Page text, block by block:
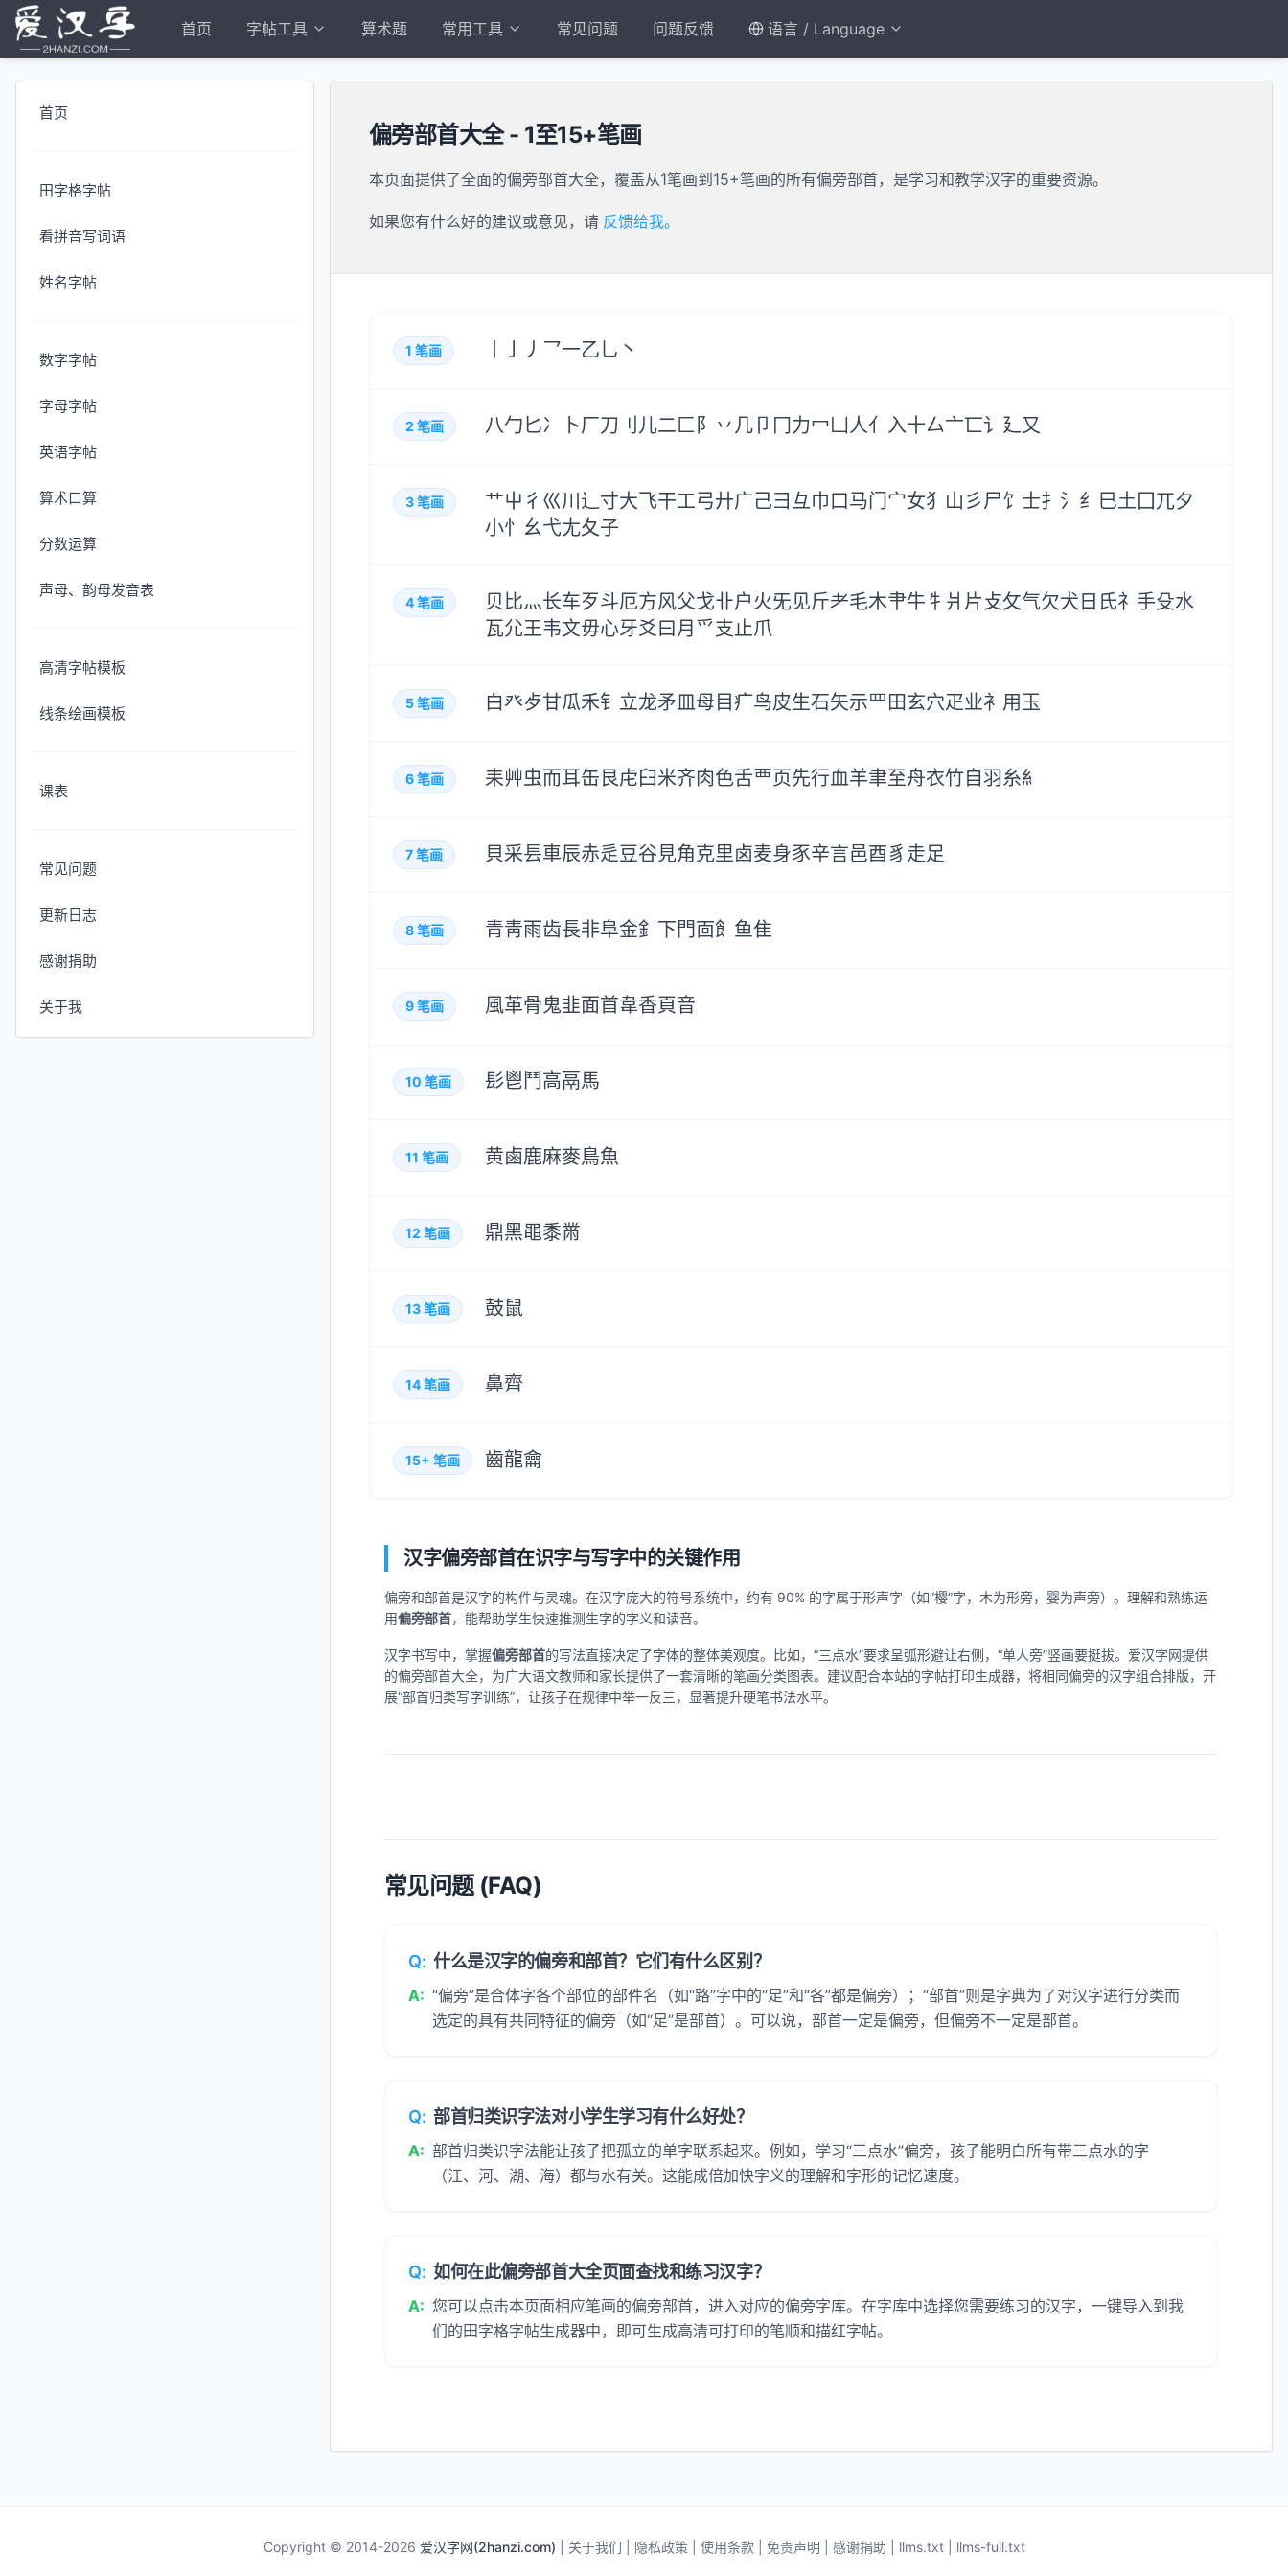
首页 字帖工具 算术题 常用工具 常见问题 问题反馈 语言 / Language
首页
田字格字帖
看拼音写词语
姓名字帖
数字字帖
字母字帖
英语字帖
算术口算
分数运算
声母、韵母发音表
高清字帖模板
线条绘画模板
课表
常见问题
更新日志
感谢捐助
关于我
偏旁部首大全 - 1至15+笔画
本页面提供了全面的偏旁部首大全，覆盖从1笔画到15+笔画的所有偏旁部首，是学习和教学汉字的重要资源。
如果您有什么好的建议或意见，请 反馈给我。
1 笔画 亅 丿 乛一乙乚 丶
2 笔画 八勹匕冫 卜厂刀 刂 儿二匚 阝 丷几卩 冂力冖凵人亻 入十厶亠匸讠 廴又
3笔画 艹屮 彳 巛川辶寸大飞干工弓廾广己彐彑巾口马门宀女犭 山彡尸饣 士扌 氵 纟 巳土囗兀夕
小忄 幺弋尢夂子
4笔画 贝比灬长车歹斗厄方风父戈卝户火旡见斤耂毛木肀牛牜 爿 片攴攵气欠犬日 氏礻 手殳水
瓦尣王韦文毋心牙爻曰月爫支止爪
5笔画 白癶歺甘瓜禾钅 立龙矛皿母目疒鸟皮生石矢示罒田玄穴疋业衤 用玉
6笔画 耒艸虫而耳缶艮虍臼米齐肉色舌覀页先行血羊聿至舟衣竹自羽糸糹
7笔画 貝采镸車辰赤辵豆谷見角克里卤麦身豕辛言邑酉豸走足
8笔画 青靑雨齿長非阜金釒 下門靣飠 鱼隹
9笔画 風革骨鬼韭面首韋香頁音
10 笔画 髟鬯鬥高鬲馬
11 笔画 黄鹵鹿麻麥鳥魚
12 笔画 鼎黑黽黍黹
13笔画 鼓鼠
14笔画 鼻齊
15+ 笔画 齒龍龠
汉字偏旁部首在识字与写字中的关键作用
偏旁和部首是汉字的构件与灵魂。在汉字庞大的符号系统中，约有 90% 的字属于形声字（如“樱”字，木为形旁，婴为声旁）。理解和熟练运
用偏旁部首，能帮助学生快速推测生字的字义和读音。
汉字书写中，掌握偏旁部首的写法直接决定了字体的整体美观度。比如，“三点水”要求呈弧形避让右侧，“单人旁”竖画要挺拔。爱汉字网提供
的偏旁部首大全，为广大语文教师和家长提供了一套清晰的笔画分类图表。建议配合本站的字帖打印生成器，将相同偏旁的汉字组合排版，开
展“部首归类写字训练”，让孩子在规律中举一反三，显著提升硬笔书法水平。
常见问题 (FAQ)
Q: 什么是汉字的偏旁和部首？它们有什么区别？
A: “偏旁”是合体字各个部位的部件名（如“路”字中的“足”和“各”都是偏旁）；“部首”则是字典为了对汉字进行分类而
选定的具有共同特征的偏旁（如“足”是部首）。可以说，部首一定是偏旁，但偏旁不一定是部首。
Q: 部首归类识字法对小学生学习有什么好处？
A: 部首归类识字法能让孩子把孤立的单字联系起来。例如，学习“三点水”偏旁，孩子能明白所有带三点水的字
（江、河、湖、海）都与水有关。这能成倍加快字义的理解和字形的记忆速度。
Q: 如何在此偏旁部首大全页面查找和练习汉字？
A: 您可以点击本页面相应笔画的偏旁部首，进入对应的偏旁字库。在字库中选择您需要练习的汉字，一键导入到我
们的田字格字帖生成器中，即可生成高清可打印的笔顺和描红字帖。
Copyright © 2014-2026 爱汉字网(2hanzi.com) 关于我们 隐私政策 使用条款 免责声明 感谢捐助 llms.txt llms-full.txt